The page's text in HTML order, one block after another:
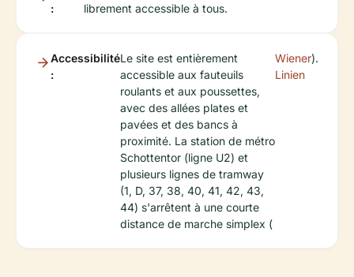
:
librement accessible à tous.
Accessibilité
:
Le site est entièrement
accessible aux fauteuils
roulants et aux poussettes,
avec des allées plates et
pavées et des bancs à
proximité. La station de métro
Schottentor (ligne U2) et
plusieurs lignes de tramway
(1, D, 37, 38, 40, 41, 42, 43,
44) s'arrêtent à une courte
distance de marche simplex (
Wiener
Linien
).